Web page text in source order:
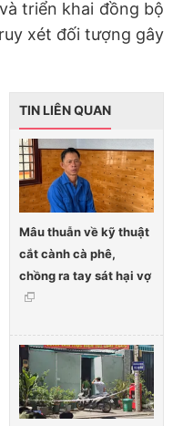
triển khai đồng bộ
xét đối tượng gây
TIN LIÊN QUAN
Mâu thuẫn về kỹ thuật
cắt cành cà phê,
chồng ra tay sát hại vợ